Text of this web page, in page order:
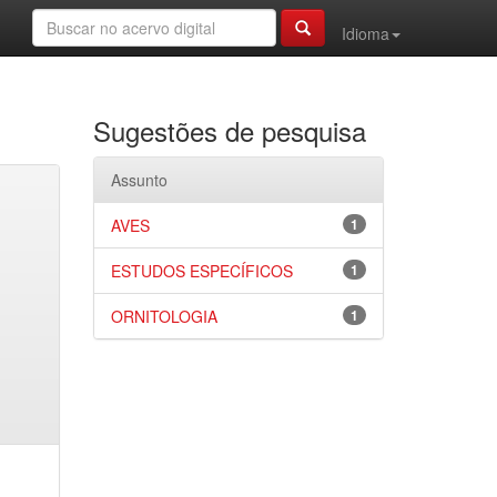
Idioma
Sugestões de pesquisa
Assunto
1
AVES
1
ESTUDOS ESPECÍFICOS
1
ORNITOLOGIA